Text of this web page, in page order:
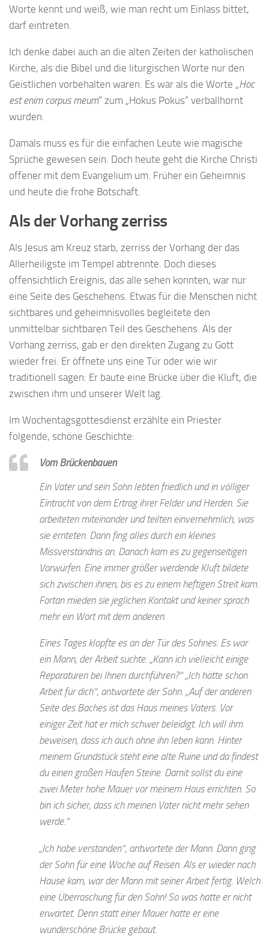
Worte kennt und weiß, wie man recht um Einlass bittet,
darf eintreten.
Ich denke dabei auch an die alten Zeiten der katholischen
Kirche, als die Bibel und die liturgischen Worte nur den
Geistlichen vorbehalten waren. Es war als die Worte „Hoc
est enim corpus meum“ zum „Hokus Pokus“ verballhornt
wurden.
Damals muss es für die einfachen Leute wie magische
Sprüche gewesen sein. Doch heute geht die Kirche Christi
offener mit dem Evangelium um. Früher ein Geheimnis
und heute die frohe Botschaft.
Als der Vorhang zerriss
Als Jesus am Kreuz starb, zerriss der Vorhang der das
Allerheiligste im Tempel abtrennte. Doch dieses
offensichtlich Ereignis, das alle sehen konnten, war nur
eine Seite des Geschehens. Etwas für die Menschen nicht
sichtbares und geheimnisvolles begleitete den
unmittelbar sichtbaren Teil des Geschehens. Als der
Vorhang zerriss, gab er den direkten Zugang zu Gott
wieder frei. Er öffnete uns eine Tür oder wie wir
traditionell sagen: Er baute eine Brücke über die Kluft, die
zwischen ihm und unserer Welt lag.
Im Wochentagsgottesdienst erzählte ein Priester
folgende, schöne Geschichte:
Vom Brückenbauen
Ein Vater und sein Sohn lebten friedlich und in völliger
Eintracht von dem Ertrag ihrer Felder und Herden. Sie
arbeiteten miteinander und teilten einvernehmlich, was
sie ernteten. Dann fing alles durch ein kleines
Missverständnis an. Danach kam es zu gegenseitigen
Vorwürfen. Eine immer größer werdende Kluft bildete
sich zwischen ihnen, bis es zu einem heftigen Streit kam.
Fortan mieden sie jeglichen Kontakt und keiner sprach
mehr ein Wort mit dem anderen.
Eines Tages klopfte es an der Tür des Sohnes. Es war
ein Mann, der Arbeit suchte. „Kann ich vielleicht einige
Reparaturen bei Ihnen durchführen?“ „Ich hätte schon
Arbeit für dich“, antwortete der Sohn. „Auf der anderen
Seite des Baches ist das Haus meines Vaters. Vor
einiger Zeit hat er mich schwer beleidigt. Ich will ihm
beweisen, dass ich auch ohne ihn leben kann. Hinter
meinem Grundstück steht eine alte Ruine und da findest
du einen großen Haufen Steine. Damit sollst du eine
zwei Meter hohe Mauer vor meinem Haus errichten. So
bin ich sicher, dass ich meinen Vater nicht mehr sehen
werde.“
„Ich habe verstanden“, antwortete der Mann. Dann ging
der Sohn für eine Woche auf Reisen. Als er wieder nach
Hause kam, war der Mann mit seiner Arbeit fertig. Welch
eine Überraschung für den Sohn! So was hatte er nicht
erwartet. Denn statt einer Mauer hatte er eine
wunderschöne Brücke gebaut.